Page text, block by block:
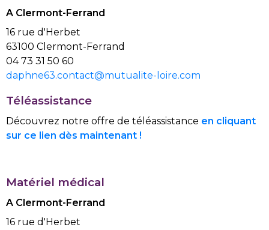
A Clermont-Ferrand
16 rue d'Herbet
63100 Clermont-Ferrand
04 73 31 50 60
daphne63.contact@mutualite-loire.com
Téléassistance
Découvrez notre offre de téléassistance en cliquant
sur ce lien dès maintenant !
Matériel médical
A Clermont-Ferrand
16 rue d'Herbet